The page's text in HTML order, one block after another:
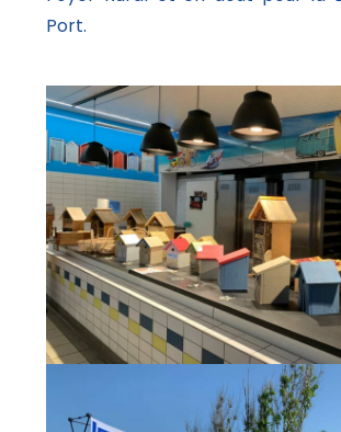
Port.